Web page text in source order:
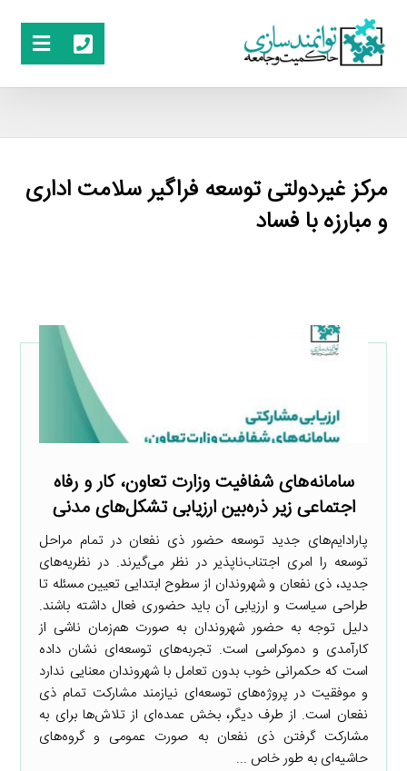
مرکز غیردولتی توسعه فراگیر سلامت اداری
و مبارزه با فساد
سامانه‌های شفافیت وزارت تعاون، کار و رفاه
اجتماعی زیر ذره‌بین ارزیابی تشکل‌های مدنی
پارادایم‌های جدید توسعه حضور ذی نفعان در تمام مراحل
توسعه را امری اجتناب‌ناپذیر در نظر می‌گیرند. در نظریه‌های
جدید، ذی نفعان و شهروندان از سطوح ابتدایی تعیین مسئله تا
طراحی سیاست و ارزیابی آن باید حضوری فعال داشته باشند.
دلیل توجه به حضور شهروندان به صورت هم‌زمان ناشی از
کارآمدی و دموکراسی است. تجربه‌های توسعه‌ای نشان داده
است که حکمرانی خوب بدون تعامل با شهروندان معنایی ندارد
و موفقیت در پروژه‌های توسعه‌ای نیازمند مشارکت تمام ذی
نفعان است. از طرف دیگر، بخش عمده‌ای از تلاش‌ها برای به
مشارکت گرفتن ذی نفعان به صورت عمومی و گروه‌های
حاشیه‌ای به طور خاص ...